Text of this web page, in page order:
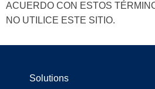
ACUERDO CON ESTOS
NO UTILICE ESTE SITIO.
Solutions